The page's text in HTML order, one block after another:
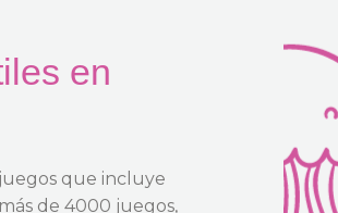
en
que incluye
de 4000 juegos,